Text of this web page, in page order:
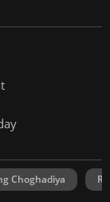
Choghadiya